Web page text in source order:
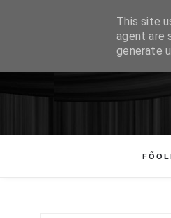
This site
agent are
generate